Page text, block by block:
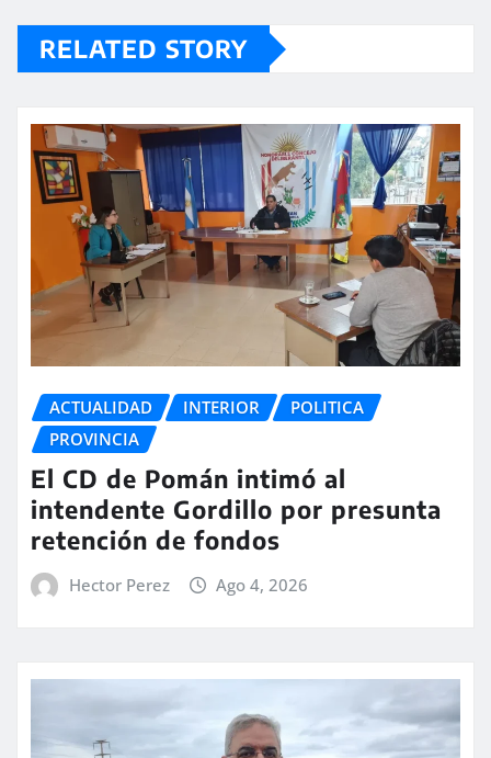
RELATED STORY
ACTUALIDAD INTERIOR
POLITICA
PROVINCIA
El CD de Pomán intimó al
intendente Gordillo por presunta
retención de fondos
Hector Perez Ago 4, 2026